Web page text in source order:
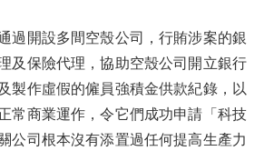
開設多間空殼公司，行賄涉案的銀
及保險代理，協助空殼公司開立銀行
製作虛假的僱員強積金供款紀錄，以
常商業運作，令它們成功申請「科技
公司根本沒有添置過任何提高生產力